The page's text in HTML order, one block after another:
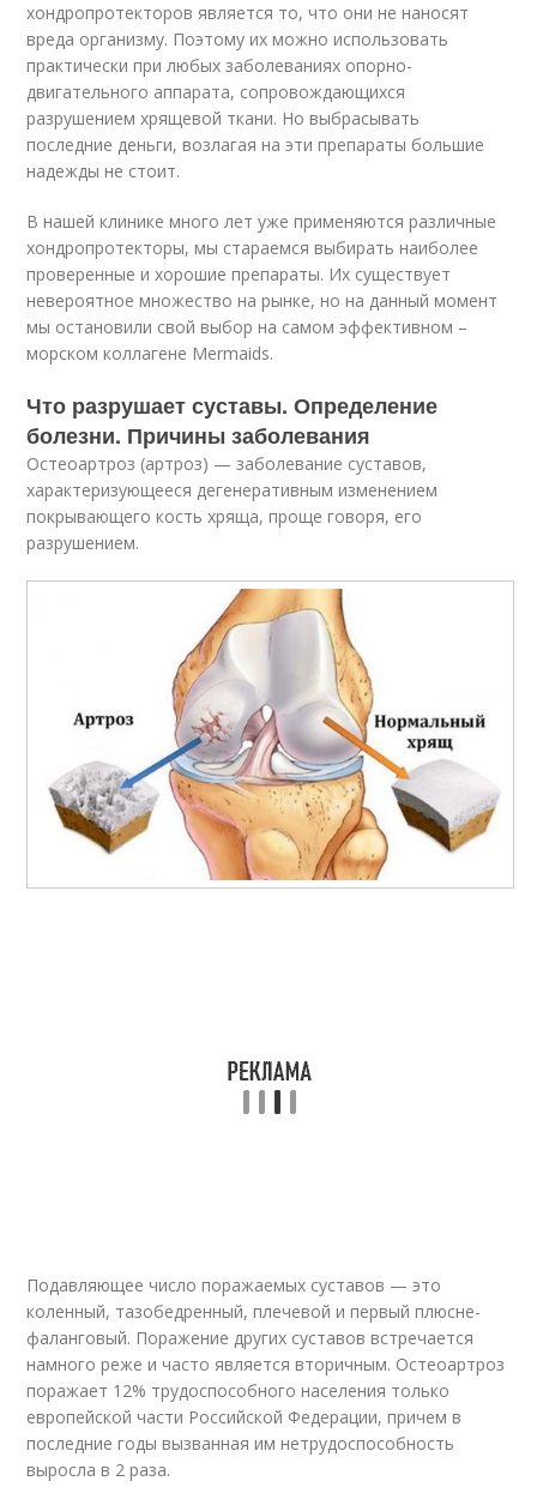
хондропротекторов является то, что они не наносят
вреда организму. Поэтому их можно использовать
практически при любых заболеваниях опорно-
двигательного аппарата, сопровождающихся
разрушением хрящевой ткани. Но выбрасывать
последние деньги, возлагая на эти препараты большие
надежды не стоит.
В нашей клинике много лет уже применяются различные
хондропротекторы, мы стараемся выбирать наиболее
проверенные и хорошие препараты. Их существует
невероятное множество на рынке, но на данный момент
мы остановили свой выбор на самом эффективном –
морском коллагене Mermaids.
Что разрушает суставы. Определение
болезни. Причины заболевания
Остеоартроз (артроз) — заболевание суставов,
характеризующееся дегенеративным изменением
покрывающего кость хряща, проще говоря, его
разрушением.
Подавляющее число поражаемых суставов — это
коленный, тазобедренный, плечевой и первый плюсне-
фаланговый. Поражение других суставов встречается
намного реже и часто является вторичным. Остеоартроз
поражает 12% трудоспособного населения только
европейской части Российской Федерации, причем в
последние годы вызванная им нетрудоспособность
выросла в 2 раза.